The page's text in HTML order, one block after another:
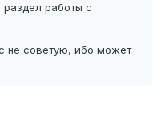
раздел работы с
не советую, ибо может